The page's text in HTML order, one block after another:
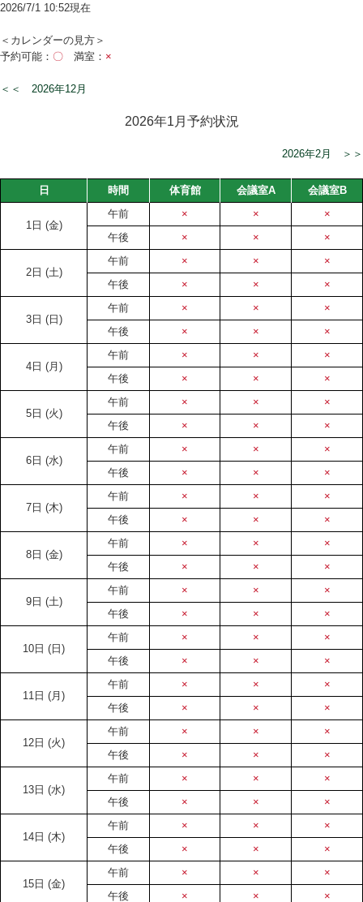
2026/7/1 10:52現在
＜カレンダーの見方＞
予約可能： 〇 満室： ×
＜＜ 2026年12月
2026年1月予約状況
2026年2月 ＞＞
日 時間 体育館 会議室A 会議室B
1日 (金)
午前 × ×
×
午後
× × ×
2日 (土)
午前 × ×
×
午後
× × ×
3日 (日)
午前 × ×
×
午後
× × ×
4日 (月)
午前 × ×
×
午後
× × ×
5日 (火)
午前 × ×
×
午後
× × ×
6日 (水)
午前 × ×
×
午後
× × ×
7日 (木)
午前 × ×
×
午後
× × ×
8日 (金)
午前 × ×
×
午後
× × ×
9日 (土)
午前 × ×
×
午後
× × ×
10日 (日)
午前 × ×
×
午後
× × ×
11日 (月)
午前 × ×
×
午後
× × ×
12日 (火)
午前 × ×
×
午後
× × ×
13日 (水)
午前 × ×
×
午後
× × ×
14日 (木)
午前 × ×
×
午後
× × ×
15日 (金)
午前 × ×
×
午後
× × ×